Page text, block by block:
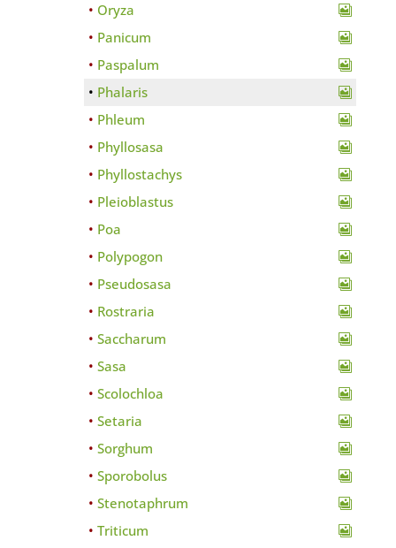
Oryza
Panicum
Paspalum
Phalaris
Phleum
Phyllosasa
Phyllostachys
Pleioblastus
Poa
Polypogon
Pseudosasa
Rostraria
Saccharum
Sasa
Scolochloa
Setaria
Sorghum
Sporobolus
Stenotaphrum
Triticum